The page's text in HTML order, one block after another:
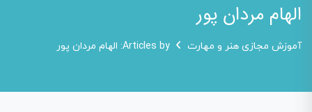
الهام مردان پور
آموزش مجازی هنر و مهارت Articles by: الهام مردان پور